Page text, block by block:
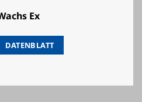
Ex
DATENBLATT